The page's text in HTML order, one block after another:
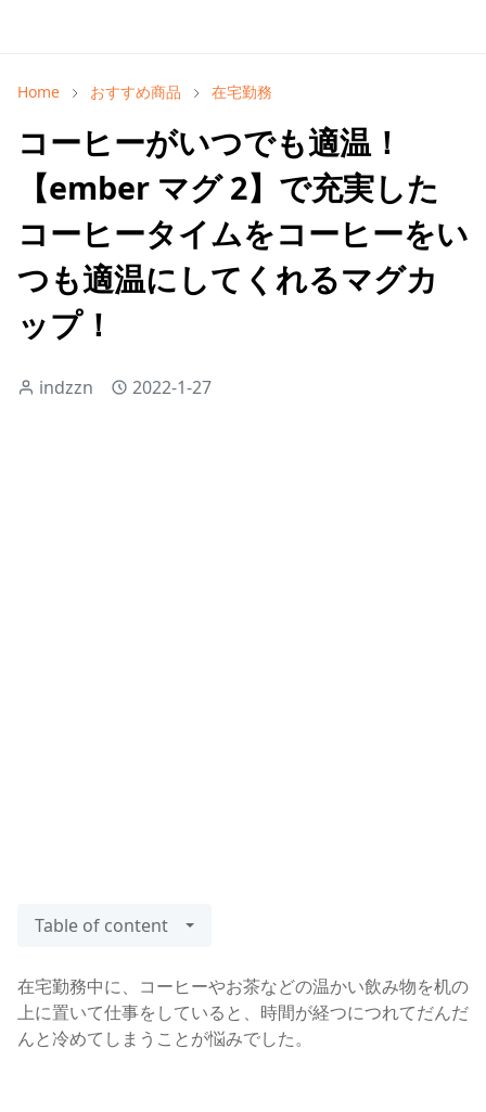
Home おすすめ商品 在宅勤務
コーヒーがいつでも適温！
【ember マグ 2】で充実した
コーヒータイムをコーヒーをい
つも適温にしてくれるマグカ
ップ！
indzzn 2022-1-27
Table of content
在宅勤務中に、コーヒーやお茶などの温かい飲み物を机の
上に置いて仕事をしていると、時間が経つにつれてだんだ
んと冷めてしまうことが悩みでした。